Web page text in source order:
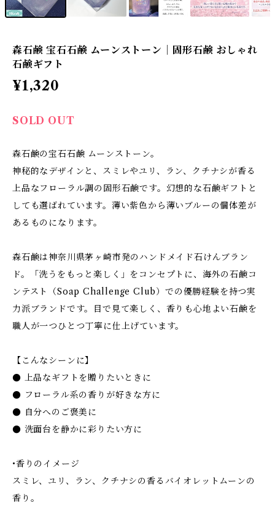
森石鹸 宝石石鹸 ムーンストーン｜固形石鹸 おしゃれ
石鹸ギフト
¥1,320
SOLD OUT
森石鹸の宝石石鹸 ムーンストーン。
神秘的なデザインと、スミレやユリ、ラン、クチナシが香る
上品なフローラル調の固形石鹸です。幻想的な石鹸ギフトと
しても選ばれています。薄い紫色から薄いブルーの個体差が
あるものになります。
森石鹸は神奈川県茅ヶ崎市発のハンドメイド石けんブラン
ド。「洗うをもっと楽しく」をコンセプトに、海外の石鹸コ
ンテスト（Soap Challenge Club）での優勝経験を持つ実
力派ブランドです。目で見て楽しく、香りも心地よい石鹸を
職人が一つひとつ丁寧に仕上げています。
【こんなシーンに】
● 上品なギフトを贈りたいときに
● フローラル系の香りが好きな方に
● 自分へのご褒美に
● 洗面台を静かに彩りたい方に
•香りのイメージ
スミレ、ユリ、ラン、クチナシの香るバイオレットムーンの
香り。